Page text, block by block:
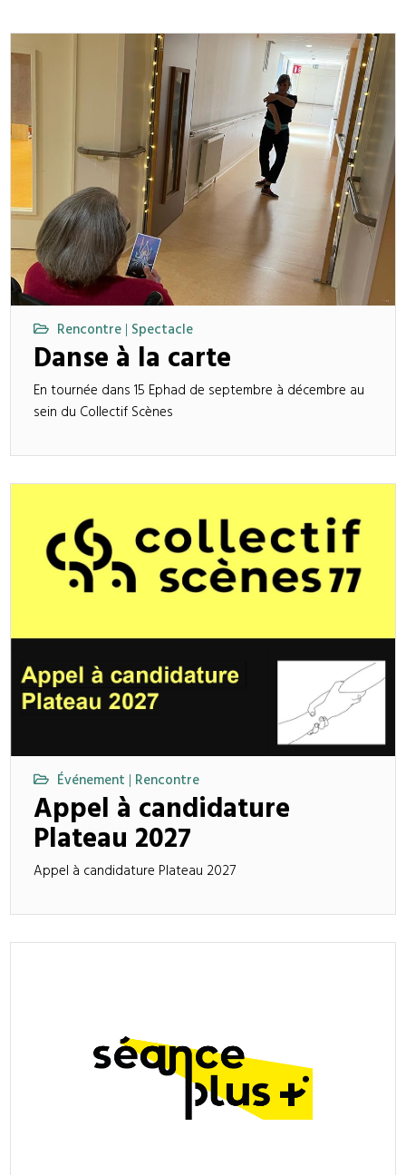
Rencontre | Spectacle
Danse à la carte
En tournée dans 15 Ephad de septembre à décembre au
sein du Collectif Scènes
Événement | Rencontre
Appel à candidature
Plateau 2027
Appel à candidature Plateau 2027